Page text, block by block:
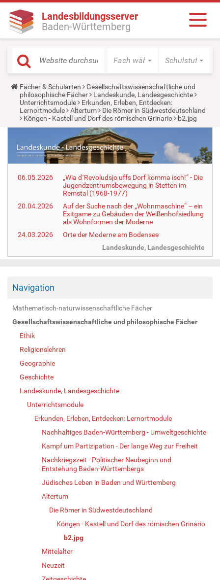
Landesbildungsserver
Baden-Württemberg
Fach wählen Schulstufe
Y
o
u
a
r
e
r
e
:
Fächer & Schularten
Gesellschaftswissenschaftliche und
philosophische Fächer
Landeskunde, Landesgeschichte
Unterrichtsmodule
Erkunden, Erleben, Entdecken:
Lernortmodule
Altertum
Die Römer in Südwestdeutschland
Köngen - Kastell und Dorf des römischen Grinario
b2.jpg
06.05.2026
„Wia d´Revoludsjo uffs Dorf komma isch!“ - Die
Jugendzentrumsbewegung in Stetten im
Remstal (1968-1977)
20.04.2026
Auf der Suche nach der „Wohnmaschine“ – ein
Exitgame zu Gebäuden der Weißenhofsiedlung
als Wohnformen der Moderne
24.03.2026
Orte der Moderne am Bodensee
Landeskunde, Landesgeschichte
Navigation
Mathematisch-naturwissenschaftliche Fächer
Gesellschaftswissenschaftliche und philosophische Fächer
Ethik
Religionslehren
Geographie
Geschichte
Landeskunde, Landesgeschichte
Unterrichtsmodule
Erkunden, Erleben, Entdecken: Lernortmodule
Nachhaltiges Baden-Württemberg - Umweltgeschichte
Kampf um Partizipation - Der lange Weg zur Freiheit
Nachkriegszeit - Politischer Neubeginn und
Entstehung Baden-Württembergs
Jüdisches Leben in Baden und Württemberg
Altertum
Die Römer in Südwestdeutschland
Köngen - Kastell und Dorf des römischen Grinario
b2.jpg
Mittelalter
Neuzeit